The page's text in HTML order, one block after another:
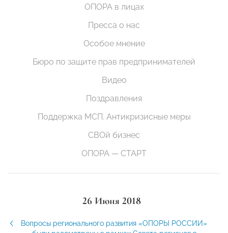
ОПОРА в лицах
Пресса о нас
Особое мнение
Бюро по защите прав предпринимателей
Видео
Поздравления
Поддержка МСП. Антикризисные меры
СВОй бизнес
ОПОРА — СТАРТ
26 Июня 2018
Вопросы регионального развития «ОПОРЫ РОССИИ»